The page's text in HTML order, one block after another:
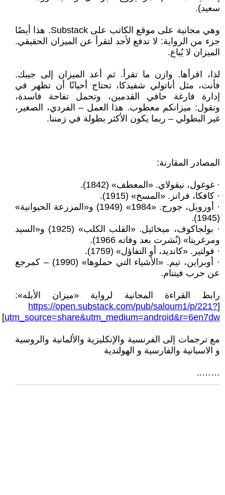
سعيد).
وهي مجانية على موقع الكاتب على Substack. هذا أيضًا
جزء من الرواية: لا تدفع لأحد لتقرأ عن الميزان الحقيقي.
الميزان لا يُباع.
لذا، اقرأها. وازن ما تقرأ. ثم أعد الميزان إلى جيبك.
فأنت، مثل أناتولي شفيدكا، تحتاج أحيانًا أن تظهر في
إدارة فارغة حافي القدمين، وتحمل تفاحة فاسدة،
وتقول: ميزانكم معطوب. هذا العمل – الفردي، الصغير،
غير البطولي – ربما يكون الأكثر بطولة في زمننا.
المصادر المقارنة:
· غوغول، نيقولاي. «المعطف» (1842).
· كافكا، فرانز. «المسخ» (1915).
· أورويل، جورج. «1984» (1949) و«المزرعة الحيوانية»
(1945).
· بولجاكوف، ميخائيل. «القلب الكلب» (1925) و«السيد
ومرغريتا» (نُشرت بعد وفاته 1966).
· فولتير. «كانديد، أو التفاؤل» (1759).
· أوبراين، تيم. «الأشياء التي حملوها» (1990) – كمرجع
عن حرب فيتنام.
رابط القراءة المجانية لرواية «ميزان الأبله»:
[
https://open.substack.com/pub/saloum1/p/221?
utm_source=share&utm_medium=android&r=6en7dw
]
مع ترجمات إلى الفرنسية والإنكليزية والألمانية والروسية
و الاسبانية والفارسية و الهولندية
……..